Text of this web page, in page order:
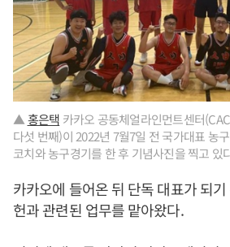
▲홍은택 카카오 공동체얼라인먼트센터
다섯 번째)이 2022년 7월7일 전 국가대표 농
코치와 농구경기를 한 후 기념사진을 찍고 있
카카오에 들어온 뒤 단독 대표가 되
헌과 관련된 업무를 맡아왔다.